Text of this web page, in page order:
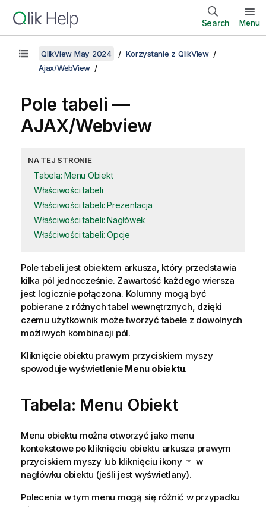
Search Menu
QlikView May 2024
Korzystanie z QlikView
Ajax/WebView
Pole tabeli —
AJAX/Webview
NA TEJ STRONIE
Tabela: Menu Obiekt
Właściwości tabeli
Właściwości tabeli: Prezentacja
Właściwości tabeli: Nagłówek
Właściwości tabeli: Opcje
Pole tabeli jest obiektem arkusza, który przedstawia
kilka pól jednocześnie. Zawartość każdego wiersza
jest logicznie połączona. Kolumny mogą być
pobierane z różnych tabel wewnętrznych, dzięki
czemu użytkownik może tworzyć tabele z dowolnych
możliwych kombinacji pól.
Kliknięcie obiektu prawym przyciskiem myszy
spowoduje wyświetlenie Menu obiektu.
Tabela: Menu Obiekt
Menu obiektu można otworzyć jako menu
kontekstowe po kliknięciu obiektu arkusza prawym
przyciskiem myszy lub kliknięciu ikony
w
nagłówku obiektu (jeśli jest wyświetlany).
Polecenia w tym menu mogą się różnić w przypadku